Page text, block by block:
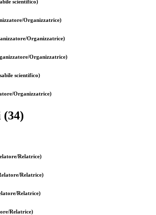
scientifico)
Organizzatrice)
Organizzatrice)
Organizzatrice)
scientifico)
Organizzatrice)
Relatrice)
Relatrice)
Relatrice)
Relatrice)